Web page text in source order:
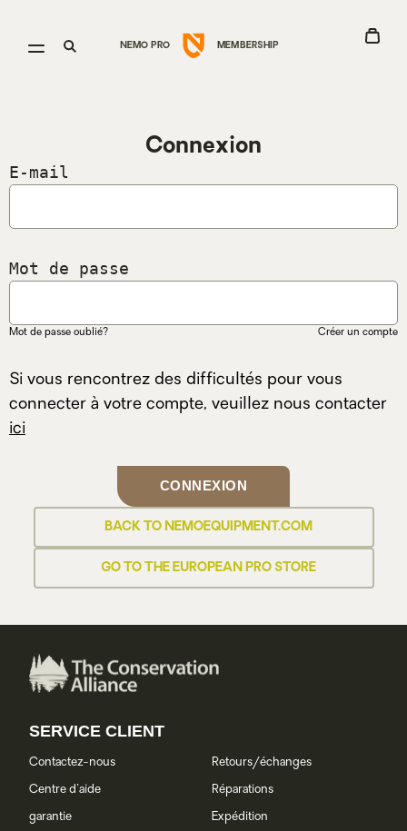
Open
Go
homepage
NEMO PRO MEMBERSHIP
Ouvrir
Voir
Connexion
E-mail
Mot de passe
Mot de passe oublié? Créer un compte
Si vous rencontrez des difficultés pour vous
connecter à votre compte, veuillez nous contacter
ici
CONNEXION
BACK TO NEMOEQUIPMENT.COM
GO TO THE EUROPEAN PRO STORE
SERVICE CLIENT
Contactez-nous
Centre d'aide
garantie
Retours/échanges
Réparations
Expédition